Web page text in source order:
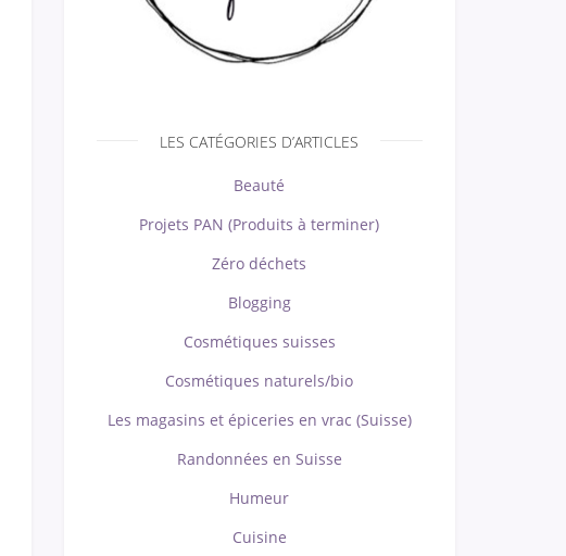
LES CATÉGORIES D’ARTICLES
Beauté
Projets PAN (Produits à terminer)
Zéro déchets
Blogging
Cosmétiques suisses
Cosmétiques naturels/bio
Les magasins et épiceries en vrac (Suisse)
Randonnées en Suisse
Humeur
Cuisine